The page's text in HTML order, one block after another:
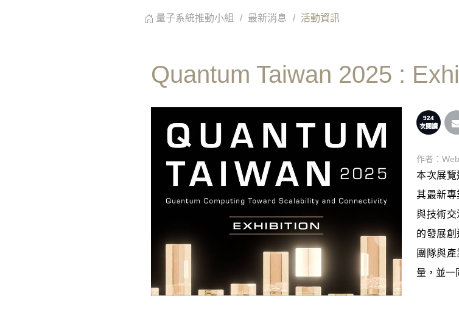
量子系統推動小組 最新消息 活動資訊
Quantum Taiwan 2025 :
924
次閱讀
作者：
本次展覽
其最新專
與技術交
的發展
團隊與
量，並一